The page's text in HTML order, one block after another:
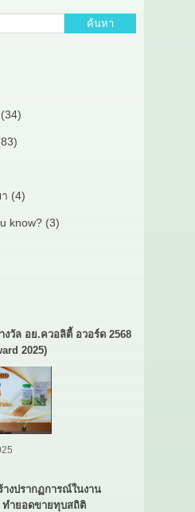
ค้นหา
(4)
know? (3)
วัล อย.ควอลิตี้ อวอร์ด 2568
2025)
งปรากฏการณ์ในงาน
ทำยอดขายทุบสถิติ